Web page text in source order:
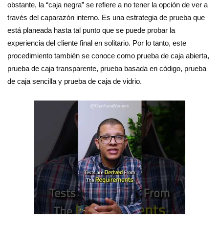
obstante, la “caja negra” se refiere a no tener la opción de ver a
través del caparazón interno. Es una estrategia de prueba que
está planeada hasta tal punto que se puede probar la
experiencia del cliente final en solitario. Por lo tanto, este
procedimiento también se conoce como prueba de caja abierta,
prueba de caja transparente, prueba basada en código, prueba
de caja sencilla y prueba de caja de vidrio.